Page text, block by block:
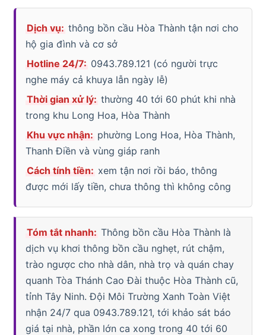
Dịch vụ: thông bồn cầu Hòa Thành tận nơi cho
hộ gia đình và cơ sở
Hotline 24/7: 0943.789.121 (có người trực
nghe máy cả khuya lẫn ngày lễ)
Thời gian xử lý: thường 40 tới 60 phút khi nhà
trong khu Long Hoa, Hòa Thành
Khu vực nhận: phường Long Hoa, Hòa Thành,
Thanh Điền và vùng giáp ranh
Cách tính tiền: xem tận nơi rồi báo, thông
được mới lấy tiền, chưa thông thì không công
Tóm tắt nhanh: Thông bồn cầu Hòa Thành là
dịch vụ khơi thông bồn cầu nghẹt, rút chậm,
trào ngược cho nhà dân, nhà trọ và quán chay
quanh Tòa Thánh Cao Đài thuộc Hòa Thành cũ,
tỉnh Tây Ninh. Đội Môi Trường Xanh Toàn Việt
nhận 24/7 qua 0943.789.121, tới khảo sát báo
giá tại nhà, phần lớn ca xong trong 40 tới 60